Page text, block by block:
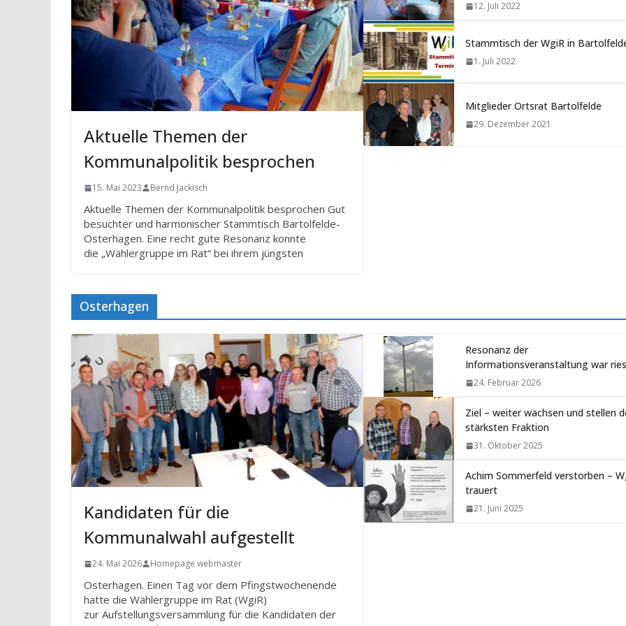
Aktuelle Themen der
Kommunalpolitik besprochen
15. Mai 2023 Bernd Jackisch
Aktuelle Themen der Kommunalpolitik besprochen Gut
besuchter und harmonischer Stammtisch Bartolfelde-
Osterhagen. Eine recht gute Resonanz konnte
die „Wählergruppe im Rat“ bei ihrem jüngsten
12. Juli 2022
Stammtisch der WgiR in
1. Juli 2022
Mitglieder Ortsrat Bartolfelde
29. Dezember 2021
Osterhagen
Kandidaten für die
Kommunalwahl aufgestellt
24. Mai 2026 Homepage webmaster
Osterhagen. Einen Tag vor dem Pfingstwochenende
hatte die Wählergruppe im Rat (WgiR)
zur Aufstellungsversammlung für die Kandidaten der
Resonanz der
Informationsveranstaltung war
24. Februar 2026
Ziel – weiter wachsen und stellen
stärksten Fraktion
31. Oktober 2025
Achim Sommerfeld verstorben –
trauert
21. Juni 2025